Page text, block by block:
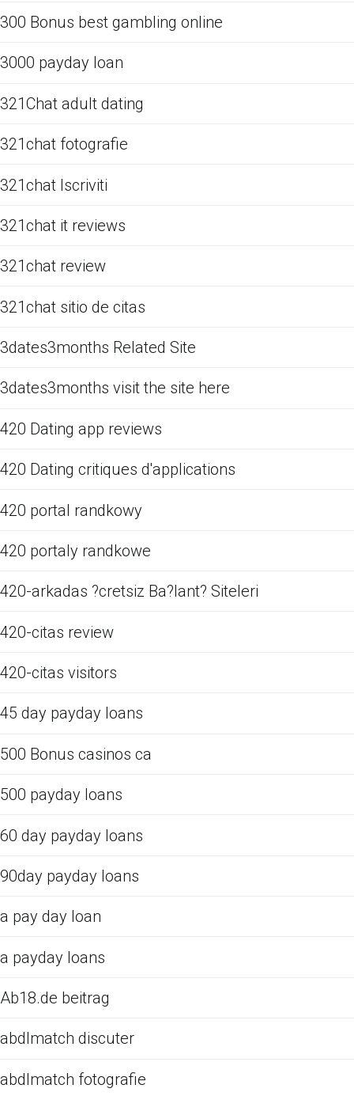
300 Bonus best gambling online
3000 payday loan
321Chat adult dating
321chat fotografie
321chat Iscriviti
321chat it reviews
321chat review
321chat sitio de citas
3dates3months Related Site
3dates3months visit the site here
420 Dating app reviews
420 Dating critiques d'applications
420 portal randkowy
420 portaly randkowe
420-arkadas ?cretsiz Ba?lant? Siteleri
420-citas review
420-citas visitors
45 day payday loans
500 Bonus casinos ca
500 payday loans
60 day payday loans
90day payday loans
a pay day loan
a payday loans
Ab18.de beitrag
abdlmatch discuter
abdlmatch fotografie